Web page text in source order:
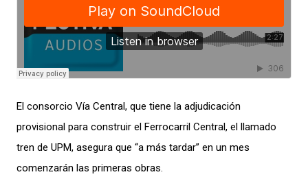
El consorcio Vía Central, que tiene la adjudicación
provisional para construir el Ferrocarril Central, el llamado
tren de UPM, asegura que “a más tardar” en un mes
comenzarán las primeras obras.